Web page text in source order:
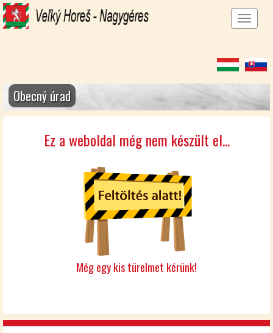
Obecný úrad
Ez a weboldal még nem készült el...
Még egy kis türelmet kérünk!